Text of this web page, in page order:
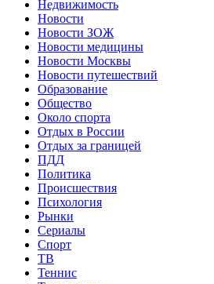
Недвижимость
Новости
Новости ЗОЖ
Новости медицины
Новости Москвы
Новости путешествий
Образование
Общество
Около спорта
Отдых в России
Отдых за границей
ПДД
Политика
Происшествия
Психология
Рынки
Сериалы
Спорт
ТВ
Теннис